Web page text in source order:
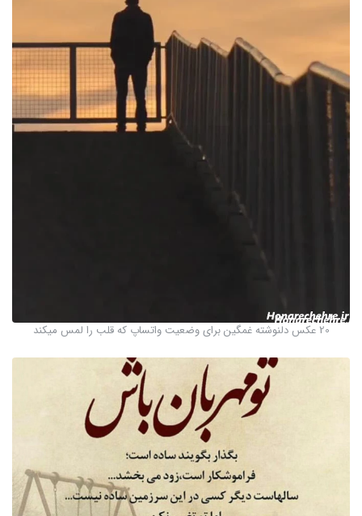
20 عکس دلنوشته غمگین برای وضعیت واتساپ که قلب را لمس میکند